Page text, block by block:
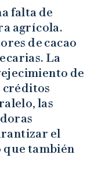
falta de
agrícola.
de cacao
La
de
créditos
las
el
también